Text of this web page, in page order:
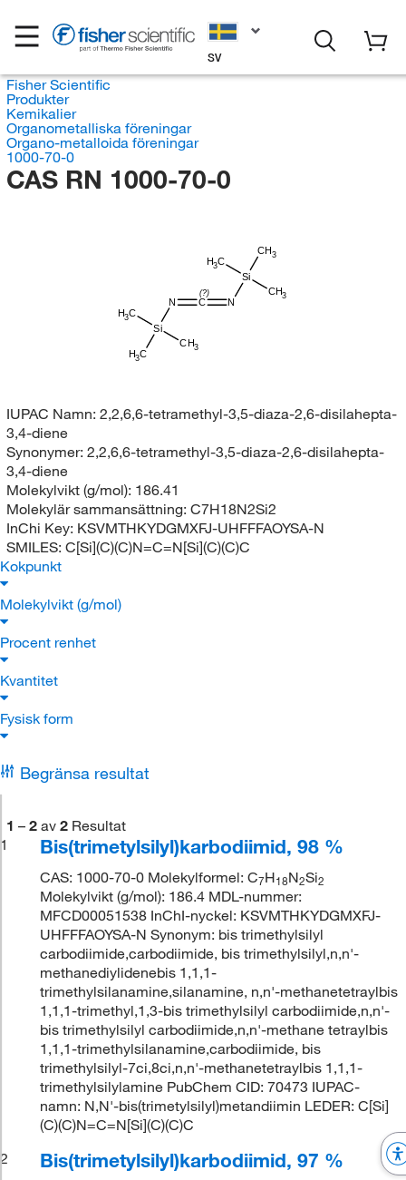
SV
Fisher Scientific
Produkter
Kemikalier
Organometalliska föreningar
Organo-metalloida föreningar
1000-70-0
CAS RN 1000-70-0
CH3
Si
H3C
CH3
N
C
(?)
N
Si
H3C
H3C
CH3
IUPAC Namn: 2,2,6,6-tetramethyl-3,5-diaza-2,6-disilahepta-
3,4-diene
Synonymer: 2,2,6,6-tetramethyl-3,5-diaza-2,6-disilahepta-
3,4-diene
Molekylvikt (g/mol): 186.41
Molekylär sammansättning: C7H18N2Si2
InChi Key: KSVMTHKYDGMXFJ-UHFFFAOYSA-N
SMILES: C[Si](C)(C)N=C=N[Si](C)(C)C
Kokpunkt
Molekylvikt (g/mol)
Procent renhet
Kvantitet
Fysisk form
Begränsa resultat
1 – 2 av 2 Resultat
1
Bis(trimetylsilyl)karbodiimid, 98 %
CAS: 1000-70-0 Molekylformel: C7H18N2Si2
Molekylvikt (g/mol): 186.4 MDL-nummer:
MFCD00051538 InChI-nyckel: KSVMTHKYDGMXFJ-
UHFFFAOYSA-N Synonym: bis trimethylsilyl
carbodiimide,carbodiimide, bis trimethylsilyl,n,n'-
methanediylidenebis 1,1,1-
trimethylsilanamine,silanamine, n,n'-methanetetraylbis
1,1,1-trimethyl,1,3-bis trimethylsilyl carbodiimide,n,n'-
bis trimethylsilyl carbodiimide,n,n'-methane tetraylbis
1,1,1-trimethylsilanamine,carbodiimide, bis
trimethylsilyl-7ci,8ci,n,n'-methanetetraylbis 1,1,1-
trimethylsilylamine PubChem CID: 70473 IUPAC-
namn: N,N'-bis(trimetylsilyl)metandiimin LEDER: C[Si]
(C)(C)N=C=N[Si](C)(C)C
2
Bis(trimetylsilyl)karbodiimid, 97 %